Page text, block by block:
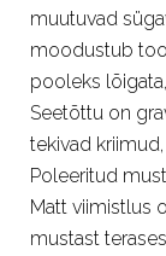
muutuvad
moodustub
pooleks
Seetõttu on
tekivad
Poleeritud
Matt viimistlus
mustast